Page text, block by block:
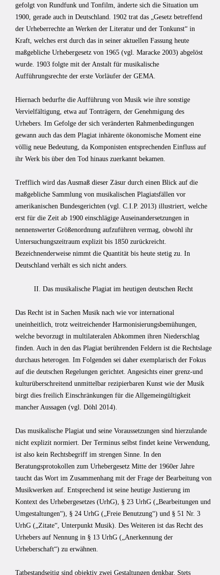
gefolgt von Rundfunk und Tonfilm, än­derte sich die Situation um
1900, gerade auch in Deutschland. 1902 trat das „Gesetz betreffend
der Urheberrechte an Werken der Literatur und der Tonkunst“ in
Kraft, welches erst durch das in seiner aktuellen Fassung heute
maßgebliche Urhebergesetz von 1965 (vgl. Maracke 2003) abgelöst
wurde. 1903 folgte mit der Anstalt für musikalische
Aufführungsrechte der erste Vorläufer der GEMA.
Hiernach bedurfte die Aufführung von Musik wie ihre sonstige
Vervielfältigung, etwa auf Tonträgern, der Genehmigung des
Urhebers. Im Gefolge der sich veränderten Rahmenbedingungen
gewann auch das dem Plagiat inhärente ökonomische Moment eine
völlig neue Bedeutung, da Kompo­nisten entsprechenden Einfluss auf
ihr Werk bis über den Tod hinaus zuerkannt beka­men.
Trefflich wird das Ausmaß dieser Zäsur durch einen Blick auf die
maßgebliche Sammlung von musikalischen Plagiatsfällen vor
amerikanischen Bundesgerichten (vgl. C.I.P. 2013) illustriert, welche
erst für die Zeit ab 1900 einschlägige Auseinandersetzungen in
nennenswerter Größenordnung aufzuführen vermag, obwohl ihr
Untersuchungszeit­raum explizit bis 1850 zurückreicht.
Bezeichnenderweise nimmt die Quantität bis heute stetig zu. In
Deutschland verhält es sich nicht anders.
II. Das musikalische Plagiat im heutigen deutschen Recht
Das Recht ist in Sachen Musik nach wie vor international
uneinheitlich, trotz weitrei­chender Harmonisierungsbemühungen,
welche bevorzugt in multilateralen Abkom­men ihren Niederschlag
finden. Auch in den das Plagiat berührenden Feldern ist die Rechtslage
durchaus heterogen. Im Folgenden sei daher exemplarisch der Fokus
auf die deutschen Regelungen gerichtet. Angesichts einer grenz-und
kulturüberschreitend unmittelbar rezipierbaren Kunst wie der Musik
birgt dies freilich Einschränkungen für die Allgemeingültigkeit
mancher Aussagen (vgl. Döhl 2014).
Das musikalische Plagiat und seine Voraussetzungen sind hierzulande
nicht explizit normiert. Der Terminus selbst findet keine Verwendung,
ist also kein Rechtsbegriff im strengen Sinne. In den
Beratungsprotokollen zum Urhebergesetz Mitte der 1960er Jahre
taucht das Wort im Zusammenhang mit der Frage der Bearbeitung von
Musikwerken auf. Entsprechend ist seine heutige Justierung im
Kontext des Urhebergesetzes (UrhG), § 23 UrhG („Bearbeitungen und
Umgestaltungen“), § 24 UrhG („Freie Benutzung“) und § 51 Nr. 3
UrhG („Zitate“, Unterpunkt Musik). Des Weiteren ist das Recht des
Urhebers auf Nennung in § 13 UrhG („Anerkennung der
Urheberschaft“) zu erwähnen.
Tatbestandseitig sind objektiv zwei Gestaltungen denkbar. Stets